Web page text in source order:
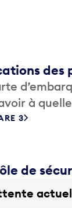
des
à
3
de